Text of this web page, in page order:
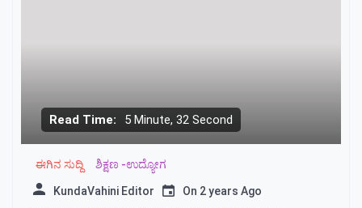
Read Time: 5 Minute, 32 Second
ಈಗಿನ ಸುದ್ದಿ ಶಿಕ್ಷಣ -ಉದ್ಯೋಗ
KundaVahini Editor On 2 years Ago